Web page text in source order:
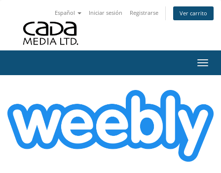
Español Iniciar sesión Registrarse Ver carrito